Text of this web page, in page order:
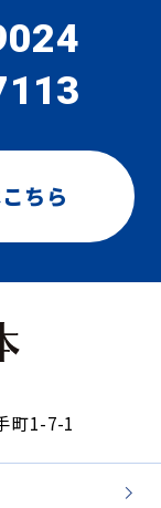
ちら
町1-7-1